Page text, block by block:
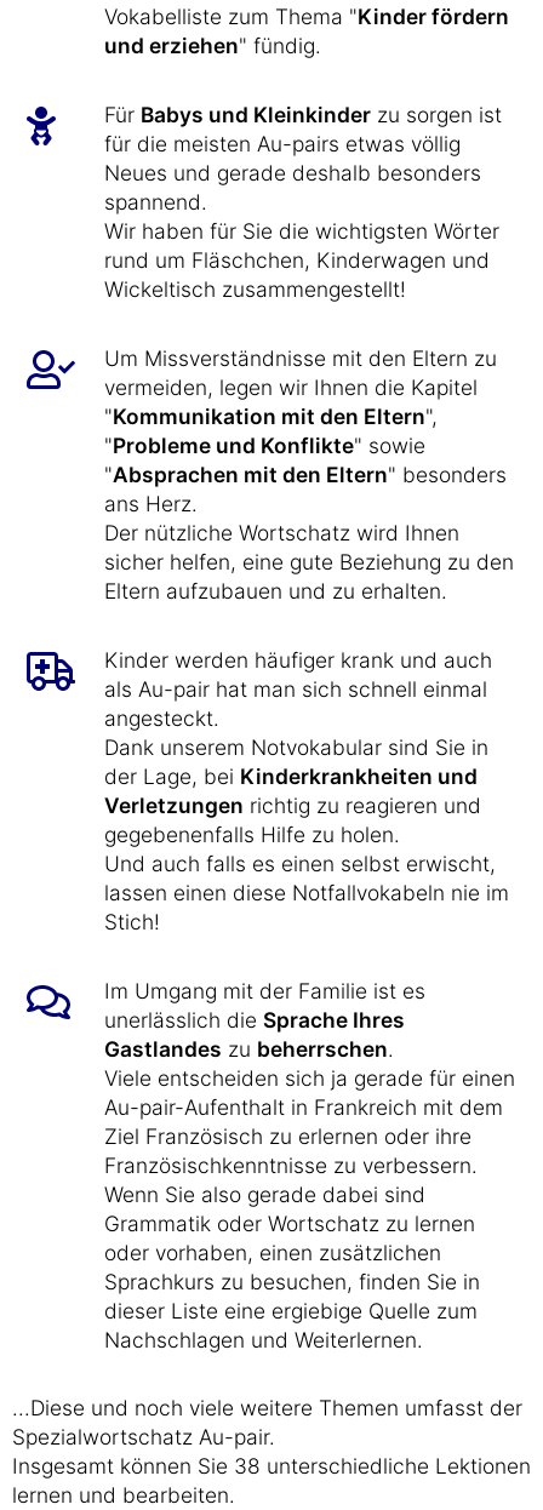
Vokabelliste zum Thema "Kinder fördern
und erziehen" fündig.
Für Babys und Kleinkinder zu sorgen ist
für die meisten Au-pairs etwas völlig
Neues und gerade deshalb besonders
spannend.
Wir haben für Sie die wichtigsten Wörter
rund um Fläschchen, Kinderwagen und
Wickeltisch zusammengestellt!
Um Missverständnisse mit den Eltern zu
vermeiden, legen wir Ihnen die Kapitel
"Kommunikation mit den Eltern",
"Probleme und Konflikte" sowie
"Absprachen mit den Eltern" besonders
ans Herz.
Der nützliche Wortschatz wird Ihnen
sicher helfen, eine gute Beziehung zu den
Eltern aufzubauen und zu erhalten.
Kinder werden häufiger krank und auch
als Au-pair hat man sich schnell einmal
angesteckt.
Dank unserem Notvokabular sind Sie in
der Lage, bei Kinderkrankheiten und
Verletzungen richtig zu reagieren und
gegebenenfalls Hilfe zu holen.
Und auch falls es einen selbst erwischt,
lassen einen diese Notfallvokabeln nie im
Stich!
Im Umgang mit der Familie ist es
unerlässlich die Sprache Ihres
Gastlandes zu beherrschen.
Viele entscheiden sich ja gerade für einen
Au-pair-Aufenthalt in Frankreich mit dem
Ziel Französisch zu erlernen oder ihre
Französischkenntnisse zu verbessern.
Wenn Sie also gerade dabei sind
Grammatik oder Wortschatz zu lernen
oder vorhaben, einen zusätzlichen
Sprachkurs zu besuchen, finden Sie in
dieser Liste eine ergiebige Quelle zum
Nachschlagen und Weiterlernen.
...Diese und noch viele weitere Themen umfasst der
Spezialwortschatz Au-pair.
Insgesamt können Sie 38 unterschiedliche Lektionen
lernen und bearbeiten.